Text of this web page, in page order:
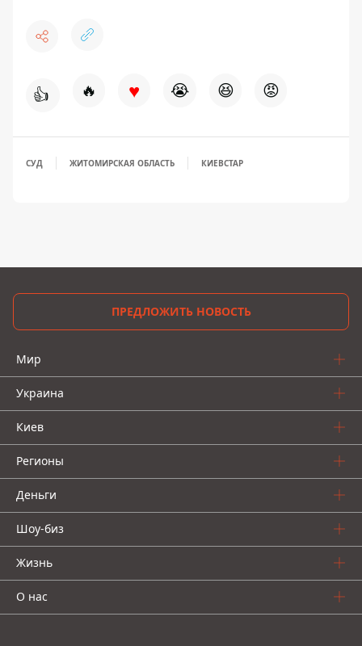
👍 🔥 ♥ 😭 😆 😡
СУД ЖИТОМИРСКАЯ ОБЛАСТЬ КИЕВСТАР
ПРЕДЛОЖИТЬ НОВОСТЬ
Мир
Украина
Киев
Регионы
Деньги
Шоу-биз
Жизнь
О нас